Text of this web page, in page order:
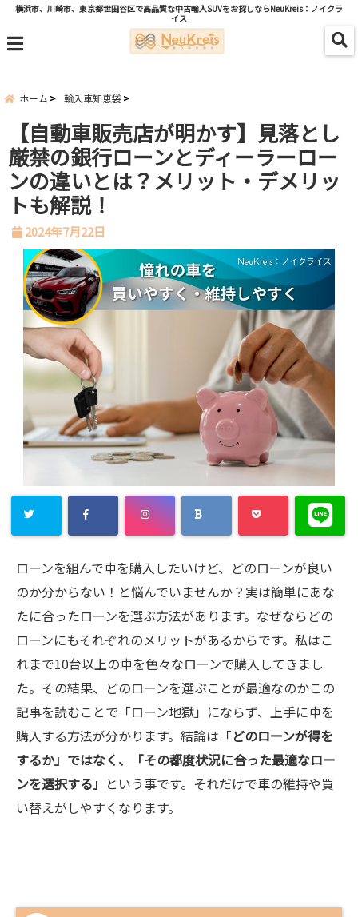
横浜市、川崎市、東京都世田谷区で高品質な中古輸入SUVをお探しならNeuKreis：ノイクラ
イス
menu
ホーム 輸入車知恵袋
【自動車販売店が明かす】見落とし
厳禁の銀行ローンとディーラーロー
ンの違いとは？メリット・デメリッ
トも解説！
2024年7月22日
ローンを組んで車を購入したいけど、どのローンが良い
のか分からない！と悩んでいませんか？実は簡単にあな
たに合ったローンを選ぶ方法があります。なぜならどの
ローンにもそれぞれのメリットがあるからです。私はこ
れまで10台以上の車を色々なローンで購入してきまし
た。その結果、どのローンを選ぶことが最適なのかこの
記事を読むことで「ローン地獄」にならず、上手に車を
購入する方法が分かります。結論は「どのローンが得を
するか」ではなく、「その都度状況に合った最適なロー
ンを選択する」 という事です。それだけで車の維持や買
い替えがしやすくなります。